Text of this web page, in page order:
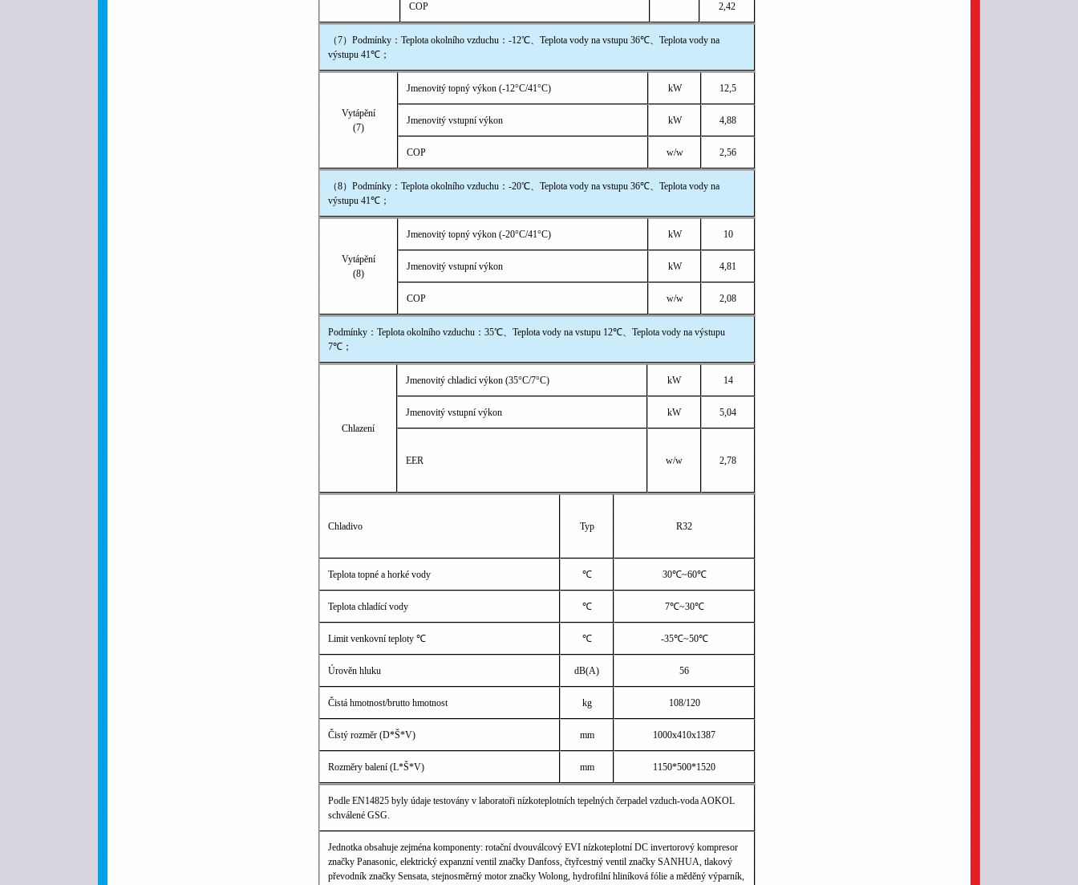
COP 2,42
（7）Podmínky：Teplota okolního vzduchu：-12℃、Teplota vody na vstupu 36℃、Teplota vody na
výstupu 41℃；
Vytápění
(7)
Jmenovitý topný výkon (-12°C/41°C) kW 12,5
Jmenovitý vstupní výkon kW 4,88
COP w/w 2,56
（8）Podmínky：Teplota okolního vzduchu：-20℃、Teplota vody na vstupu 36℃、Teplota vody na
výstupu 41℃；
Vytápění
(8)
Jmenovitý topný výkon (-20°C/41°C) kW 10
Jmenovitý vstupní výkon kW 4,81
COP w/w 2,08
Podmínky：Teplota okolního vzduchu：35℃、Teplota vody na vstupu 12℃、Teplota vody na výstupu
7℃；
Chlazení
Jmenovitý chladicí výkon (35°C/7°C) kW 14
Jmenovitý vstupní výkon kW 5,04
EER w/w 2,78
Chladivo Typ R32
Teplota topné a horké vody ℃ 30℃~60℃
Teplota chladící vody ℃ 7℃~30℃
Limit venkovní teploty ℃ ℃ -35℃~50℃
Úrověn hluku dB(A) 56
Čistá hmotnost/brutto hmotnost kg 108/120
Čistý rozměr (D*Š*V) mm 1000x410x1387
Rozměry balení (L*Š*V) mm 1150*500*1520
Podle EN14825 byly údaje testovány v laboratoři nízkoteplotních tepelných čerpadel vzduch-voda AOKOL
schválené GSG.
Jednotka obsahuje zejména komponenty: rotační dvouválcový EVI nízkoteplotní DC invertorový kompresor
značky Panasonic, elektrický expanzní ventil značky Danfoss, čtyřcestný ventil značky SANHUA, tlakový
převodník značky Sensata, stejnosměrný motor značky Wolong, hydrofilní hliníková fólie a měděný výparník,